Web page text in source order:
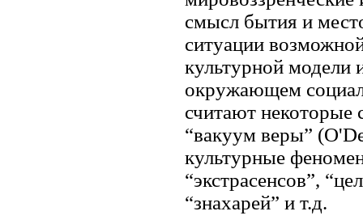
смысл бытия и
ситуации
культурной модели
окружающем
считают некоторые
“вакуум веры”
культурные
“экстрасенсов”,
“знахарей” и т.д.